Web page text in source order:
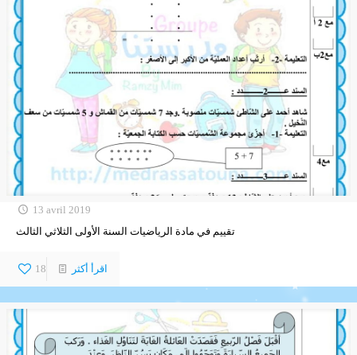
13 avril 2019
تقييم في مادة الرياضيات السنة الأولى الثلاثي الثالث
18 اقرأ أكثر